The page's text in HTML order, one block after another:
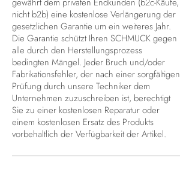
nicht b2b) eine kostenlose Verlängerung der
gesetzlichen Garantie um ein weiteres Jahr.
Die Garantie schützt Ihren SCHMUCK gegen
alle durch den Herstellungsprozess
bedingten Mängel. Jeder Bruch und/oder
Fabrikationsfehler, der nach einer sorgfältigen
Prüfung durch unsere Techniker dem
Unternehmen zuzuschreiben ist, berechtigt
Sie zu einer kostenlosen Reparatur oder
einem kostenlosen Ersatz des Produkts
vorbehaltlich der Verfügbarkeit der Artikel.